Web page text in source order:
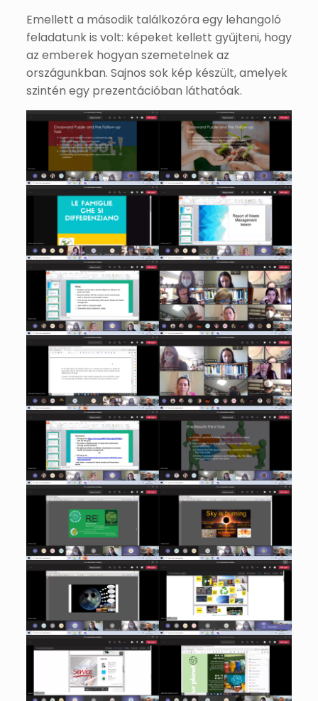
Emellett a második találkozóra egy lehangoló
feladatunk is volt: képeket kellett gyűjteni, hogy
az emberek hogyan szemetelnek az
országunkban. Sajnos sok kép készült, amelyek
szintén egy prezentációban láthatóak.